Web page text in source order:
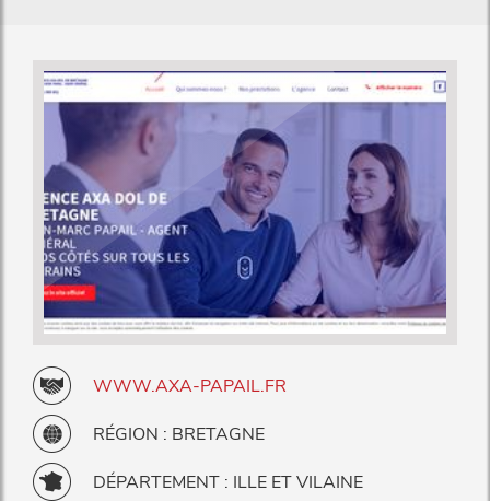
WWW.AXA-PAPAIL.FR
RÉGION : BRETAGNE
DÉPARTEMENT : ILLE ET VILAINE